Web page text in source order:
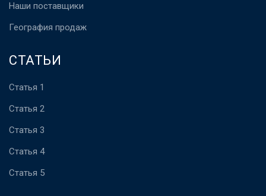
Наши поставщики
География продаж
СТАТЬИ
Статья 1
Статья 2
Статья 3
Статья 4
Статья 5